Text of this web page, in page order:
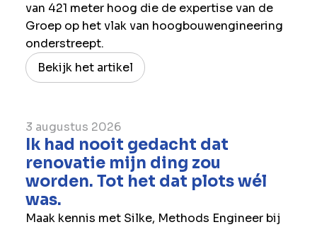
van 421 meter hoog die de expertise van de
Groep op het vlak van hoogbouwengineering
onderstreept.
Bekijk het artikel
3 augustus 2026
Ik had nooit gedacht dat
renovatie mijn ding zou
worden. Tot het dat plots wél
was.
Maak kennis met Silke, Methods Engineer bij